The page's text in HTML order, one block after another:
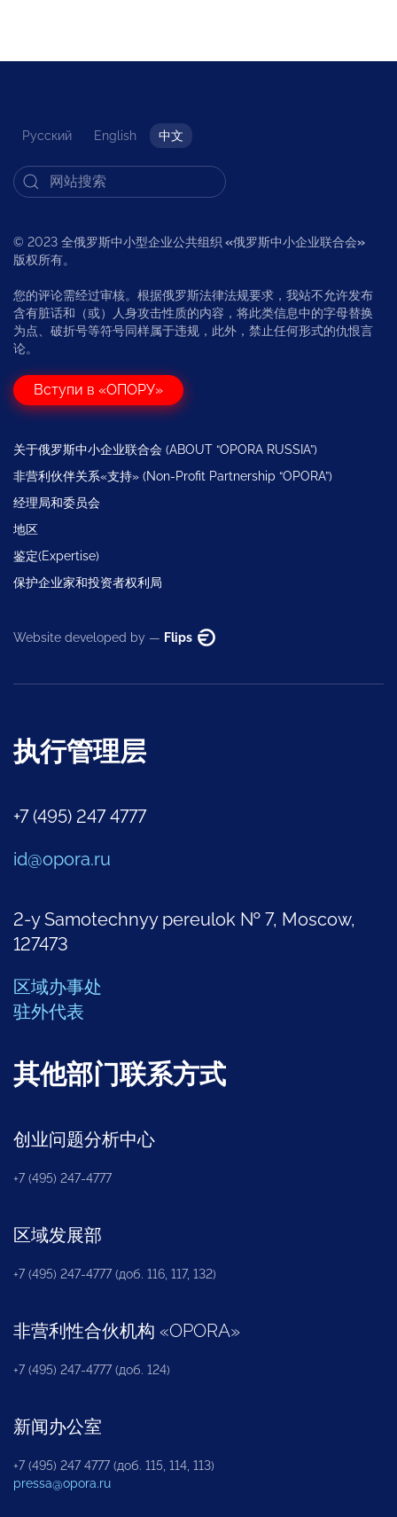
Русский English 中文
© 2023 全俄罗斯中小型企业公共组织 «俄罗斯中小企业联合会»
版权所有。
您的评论需经过审核。根据俄罗斯法律法规要求，我站不允许发布
含有脏话和（或）人身攻击性质的内容，将此类信息中的字母替换
为点、破折号等符号同样属于违规，此外，禁止任何形式的仇恨言
论。
Вступи в «ОПОРУ»
关于俄罗斯中小企业联合会 (ABOUT “OPORA RUSSIA”)
非营利伙伴关系«支持» (Non-Profit Partnership “OPORA”)
经理局和委员会
地区
鉴定(Expertise)
保护企业家和投资者权利局
Website developed by — Flips
执行管理层
+7 (495) 247 4777
id@opora.ru
2-y Samotechnyy pereulok № 7, Moscow,
127473
区域办事处
驻外代表
其他部门联系方式
创业问题分析中心
+7 (495) 247-4777
区域发展部
+7 (495) 247-4777 (доб. 116, 117, 132)
非营利性合伙机构 «OPORA»
+7 (495) 247-4777 (доб. 124)
新闻办公室
+7 (495) 247 4777 (доб. 115, 114, 113)
pressa@opora.ru